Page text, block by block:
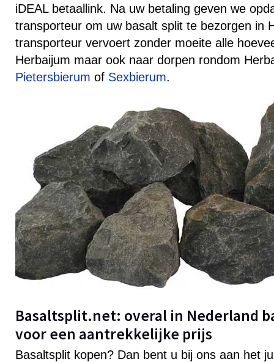
iDEAL betaallink. Na uw betaling geven we
transporteur om uw basalt split te bezorgen in
transporteur vervoert zonder moeite alle
Herbaijum maar ook naar dorpen rondom
Pietersbierum of Sexbierum.
Basaltsplit.net: overal in Nederland
voor een aantrekkelijke prijs
Basaltsplit kopen? Dan bent u bij ons aan het